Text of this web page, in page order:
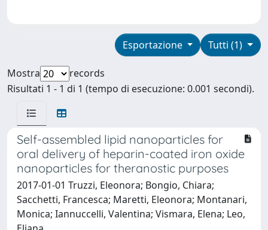
Tutti (1)
Esportazione
Mostra
records
Risultati 1 - 1 di 1 (tempo di esecuzione: 0.001 secondi).
Self-assembled lipid nanoparticles for
oral delivery of heparin-coated iron oxide
nanoparticles for theranostic purposes
2017-01-01 Truzzi, Eleonora; Bongio, Chiara;
Sacchetti, Francesca; Maretti, Eleonora; Montanari,
Monica; Iannuccelli, Valentina; Vismara, Elena; Leo,